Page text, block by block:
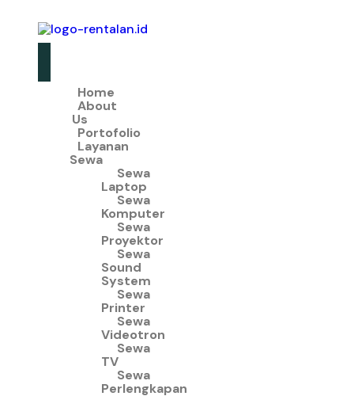
Home
About
Us
Portofolio
Layanan
Sewa
Sewa
Laptop
Sewa
Komputer
Sewa
Proyektor
Sewa
Sound
System
Sewa
Printer
Sewa
Videotron
Sewa
TV
Sewa
Perlengkapan